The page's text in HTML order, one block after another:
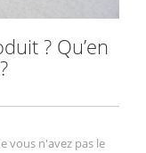
? Qu’en
vous n'avez pas le